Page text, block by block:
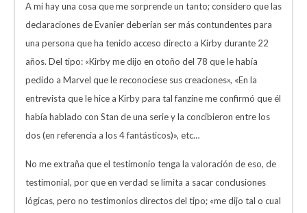
A mí hay una cosa que me sorprende un tanto; considero que las
declaraciones de Evanier deberían ser más contundentes para
una persona que ha tenido acceso directo a Kirby durante 22
años. Del tipo: «Kirby me dijo en otoño del 78 que le había
pedido a Marvel que le reconociese sus creaciones», «En la
entrevista que le hice a Kirby para tal fanzine me confirmó que él
había hablado con Stan de una serie y la concibieron entre los
dos (en referencia a los 4 fantásticos)», etc…
No me extraña que el testimonio tenga la valoración de eso, de
testimonial, por que en verdad se limita a sacar conclusiones
lógicas, pero no testimonios directos del tipo; «me dijo tal o cual